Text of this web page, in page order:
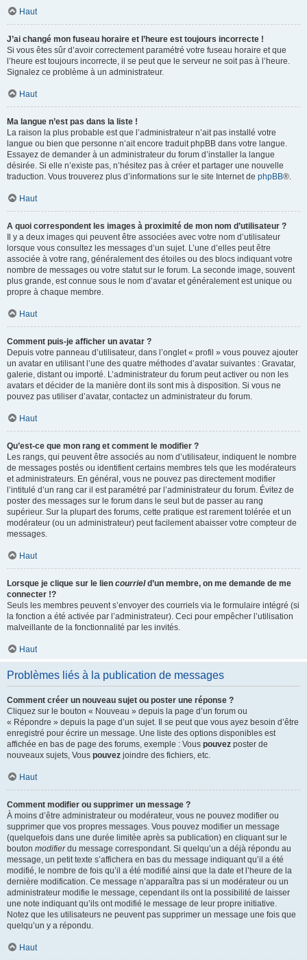
Haut
J’ai changé mon fuseau horaire et l’heure est toujours incorrecte !
Si vous êtes sûr d’avoir correctement paramétré votre fuseau horaire et que
l’heure est toujours incorrecte, il se peut que le serveur ne soit pas à l’heure.
Signalez ce problème à un administrateur.
Haut
Ma langue n’est pas dans la liste !
La raison la plus probable est que l’administrateur n’ait pas installé votre
langue ou bien que personne n’ait encore traduit phpBB dans votre langue.
Essayez de demander à un administrateur du forum d’installer la langue
désirée. Si elle n’existe pas, n’hésitez pas à créer et partager une nouvelle
traduction. Vous trouverez plus d’informations sur le site Internet de phpBB®.
Haut
A quoi correspondent les images à proximité de mon nom d’utilisateur ?
Il y a deux images qui peuvent être associées avec votre nom d’utilisateur
lorsque vous consultez les messages d’un sujet. L’une d’elles peut être
associée à votre rang, généralement des étoiles ou des blocs indiquant votre
nombre de messages ou votre statut sur le forum. La seconde image, souvent
plus grande, est connue sous le nom d’avatar et généralement est unique ou
propre à chaque membre.
Haut
Comment puis-je afficher un avatar ?
Depuis votre panneau d’utilisateur, dans l’onglet « profil » vous pouvez ajouter
un avatar en utilisant l’une des quatre méthodes d’avatar suivantes : Gravatar,
galerie, distant ou importé. L’administrateur du forum peut activer ou non les
avatars et décider de la manière dont ils sont mis à disposition. Si vous ne
pouvez pas utiliser d’avatar, contactez un administrateur du forum.
Haut
Qu’est-ce que mon rang et comment le modifier ?
Les rangs, qui peuvent être associés au nom d’utilisateur, indiquent le nombre
de messages postés ou identifient certains membres tels que les modérateurs
et administrateurs. En général, vous ne pouvez pas directement modifier
l’intitulé d’un rang car il est paramétré par l’administrateur du forum. Évitez de
poster des messages sur le forum dans le seul but de passer au rang
supérieur. Sur la plupart des forums, cette pratique est rarement tolérée et un
modérateur (ou un administrateur) peut facilement abaisser votre compteur de
messages.
Haut
Lorsque je clique sur le lien courrield’un membre, on me demande de me
connecter !?
Seuls les membres peuvent s’envoyer des courriels via le formulaire intégré (si
la fonction a été activée par l’administrateur). Ceci pour empêcher l’utilisation
malveillante de la fonctionnalité par les invités.
Haut
Problèmes liés à la publication de messages
Comment créer un nouveau sujet ou poster une réponse ?
Cliquez sur le bouton « Nouveau » depuis la page d’un forum ou
« Répondre » depuis la page d’un sujet. Il se peut que vous ayez besoin d’être
enregistré pour écrire un message. Une liste des options disponibles est
affichée en bas de page des forums, exemple : Vous pouvez poster de
nouveaux sujets, Vous pouvez joindre des fichiers, etc.
Haut
Comment modifier ou supprimer un message ?
À moins d’être administrateur ou modérateur, vous ne pouvez modifier ou
supprimer que vos propres messages. Vous pouvez modifier un message
(quelquefois dans une durée limitée après sa publication) en cliquant sur le
bouton modifierdu message correspondant. Si quelqu’un a déjà répondu au
message, un petit texte s’affichera en bas du message indiquant qu’il a été
modifié, le nombre de fois qu’il a été modifié ainsi que la date et l’heure de la
dernière modification. Ce message n’apparaîtra pas si un modérateur ou un
administrateur modifie le message, cependant ils ont la possibilité de laisser
une note indiquant qu’ils ont modifié le message de leur propre initiative.
Notez que les utilisateurs ne peuvent pas supprimer un message une fois que
quelqu’un y a répondu.
Haut